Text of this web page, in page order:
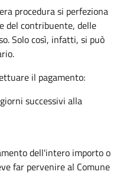
procedura si perfeziona
del contribuente, delle
Solo così, infatti, si può
il pagamento:
successivi alla
dell'intero importo o
far pervenire al Comune